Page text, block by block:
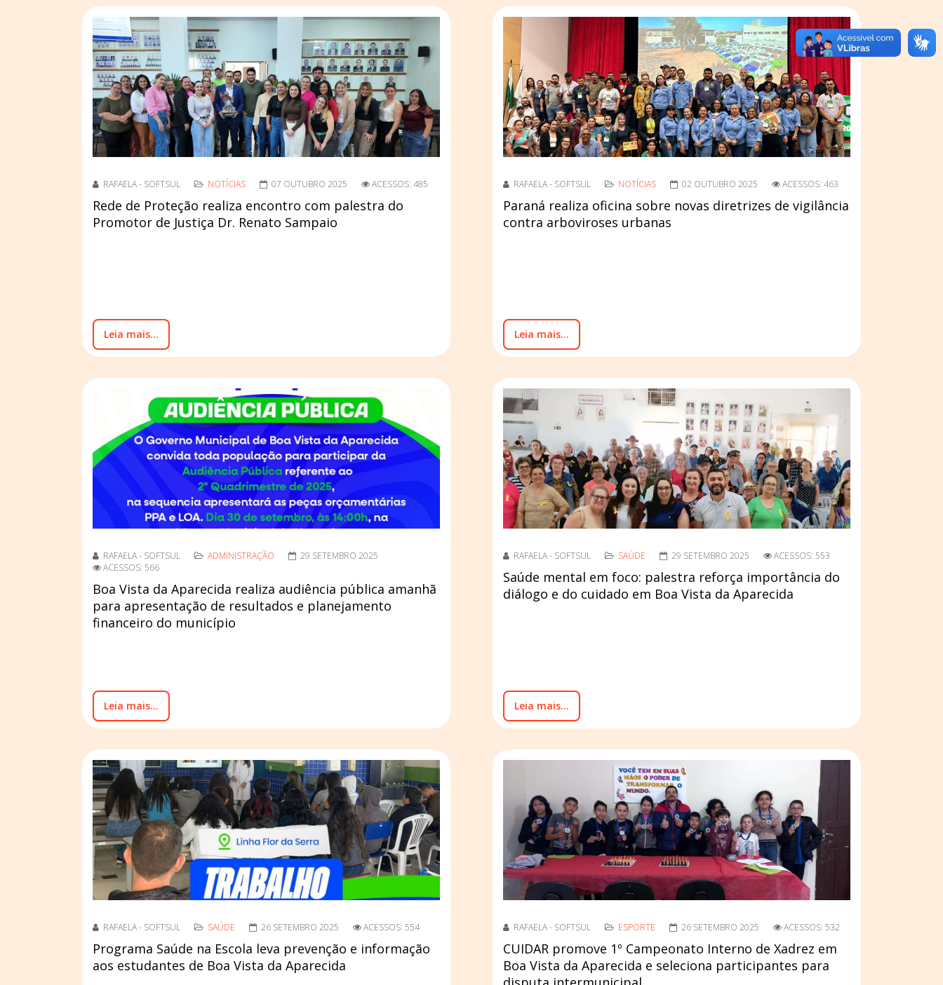
RAFAELA - SOFTSUL NOTÍCIAS 07 OUTUBRO 2025 ACESSOS: 485
Rede de Proteção realiza encontro com palestra do
Promotor de Justiça Dr. Renato Sampaio
Leia mais...
RAFAELA - SOFTSUL NOTÍCIAS 02 OUTUBRO 2025 ACESSOS: 463
Paraná realiza oficina sobre novas diretrizes de vigilância
contra arboviroses urbanas
Leia mais...
RAFAELA - SOFTSUL ADMINISTRAÇÃO
29 SETEMBRO 2025
ACESSOS: 566
Boa Vista da Aparecida realiza audiência pública amanhã
para apresentação de resultados e planejamento
financeiro do município
Leia mais...
RAFAELA - SOFTSUL SAÚDE 29 SETEMBRO 2025 ACESSOS: 553
Saúde mental em foco: palestra reforça importância do
diálogo e do cuidado em Boa Vista da Aparecida
Leia mais...
RAFAELA - SOFTSUL SAÚDE 26 SETEMBRO 2025 ACESSOS: 554
Programa Saúde na Escola leva prevenção e informação
aos estudantes de Boa Vista da Aparecida
RAFAELA - SOFTSUL ESPORTE 26 SETEMBRO 2025 ACESSOS: 532
CUIDAR promove 1º Campeonato Interno de Xadrez em
Boa Vista da Aparecida e seleciona participantes para